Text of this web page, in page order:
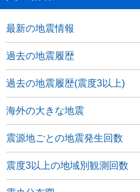
最新の地震情報
過去の地震履歴
過去の地震履歴(震度3以上)
海外の大きな地震
震源地ごとの地震発生回数
震度3以上の地域別観測回数